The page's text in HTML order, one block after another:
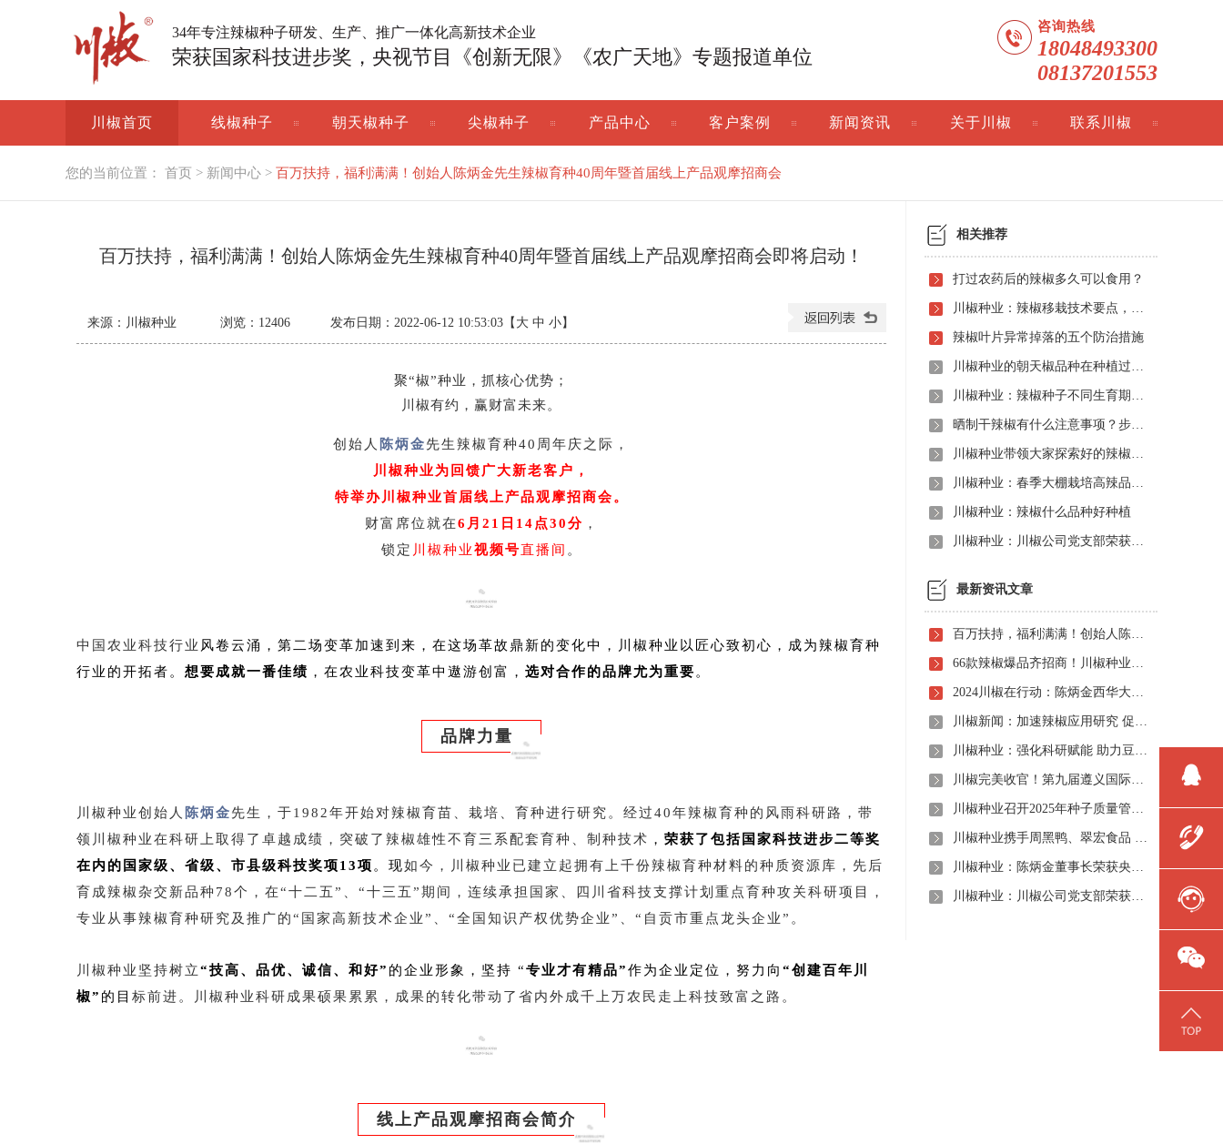
34年专注辣椒种子研发、生产、推广一体化高新技术企业
荣获国家科技进步奖，央视节目《创新无限》《农广天地》专题报道单位
咨询热线
18048493300
08137201553
川椒首页 线椒种子 朝天椒种子 尖椒种子 产品中心 客户案例 新闻资讯 关于川椒 联系川椒
您的当前位置： 首页 > 新闻中心 > 百万扶持，福利满满！创始人陈炳金先生辣椒育种40周年暨首届线上产品观摩招商会
百万扶持，福利满满！创始人陈炳金先生辣椒育种40周年暨首届线上产品观摩招商会即将启动！
来源：川椒种业 浏览： 12406 发布日期：2022-06-12 10:53:03【 大 中 小】
聚“椒”种业，抓核心优势；
川椒有约，赢财富未来。
创始人 陈炳金先生辣椒育种40周年庆之际，
川椒种业为回馈广大新老客户，
特举办川椒种业首届线上产品观摩招商会。
财富席位就在6月21日14点30分 ，
锁定 川椒种业视频号直播间 。
中国农业科技行业 风卷云涌，第二场变革加速到来，在这场革故鼎新的变化中，川椒种业以匠心致初心，成为辣椒育种
行业的开拓者。 想要成就一番佳绩 ，在农业科技变革中遨游创富， 选对合作的品牌尤为重要 。
品牌力量
川椒种业创始人 陈炳金先生，于1982年开始对辣椒育苗、栽培、育种进行研究。经过40年辣椒育种的风雨科研路，带
领川椒种业在科研上取得了卓越成绩，突破了辣椒雄性不育三系配套育种、制种技术 ， 荣获了包括国家科技进步二等奖
在内的国家级、省级、市县级科技奖项13项 。现如今，川椒种业已建立起拥有上千份辣椒育种材料的种质资源库，先后
育成辣椒杂交新品种78个，在“十二五”、“十三五”期间，连续承担国家、四川省科技支撑计划重点育种攻关科研项目，
专业从事辣椒育种研究及推广的“国家高新技术企业”、“全国知识产权优势企业”、“自贡市重点龙头企业”。
川椒种业坚持树立“技高、品优、诚信、和好” 的企业形象，坚持 “专业才有精品”作为企业定位，努力向 “创建百年川
椒” 的目 标前进。川椒种业科研成果硕果累累，成果的转化带动了省内外成千上万农民走上科技致富之路。
线上产品观摩招商会简介
相关推荐
打过农药后的辣椒多久可以食用？
川椒种业：辣椒移栽技术要点，掌握这些产量翻倍
辣椒叶片异常掉落的五个防治措施
川椒种业的朝天椒品种在种植过程中需要注意哪些问题？
川椒种业：辣椒种子不同生育期的需肥反应
晒制干辣椒有什么注意事项？步骤是怎样的？
川椒种业带领大家探索好的辣椒品种
川椒种业：春季大棚栽培高辣品种川椒221要注意什么？
川椒种业：辣椒什么品种好种植
川椒种业：川椒公司党支部荣获“优秀党组织称号”
最新资讯文章
百万扶持，福利满满！创始人陈炳金先生辣椒育种40周年暨首届线上产品观摩招商会即将启动！
66款辣椒爆品齐招商！川椒种业首届线上观摩招商会竟有如此劲爆政策，诱人福利！
2024川椒在行动：陈炳金西华大学交流之旅
川椒新闻：加速辣椒应用研究 促进辣椒产业振兴
川椒种业：强化科研赋能 助力豆瓣产业高质量发展
川椒完美收官！第九届遵义国际辣椒博览会圆满落幕——川椒种业
川椒种业召开2025年种子质量管理自查会 严把质量关筑牢种业发展根基
川椒种业携手周黑鸭、翠宏食品 共启卤味专用辣椒定制新时代
川椒种业：陈炳金董事长荣获央视评选“2020年度最美退役军人”称号
川椒种业：川椒公司党支部荣获“优秀党组织称号”